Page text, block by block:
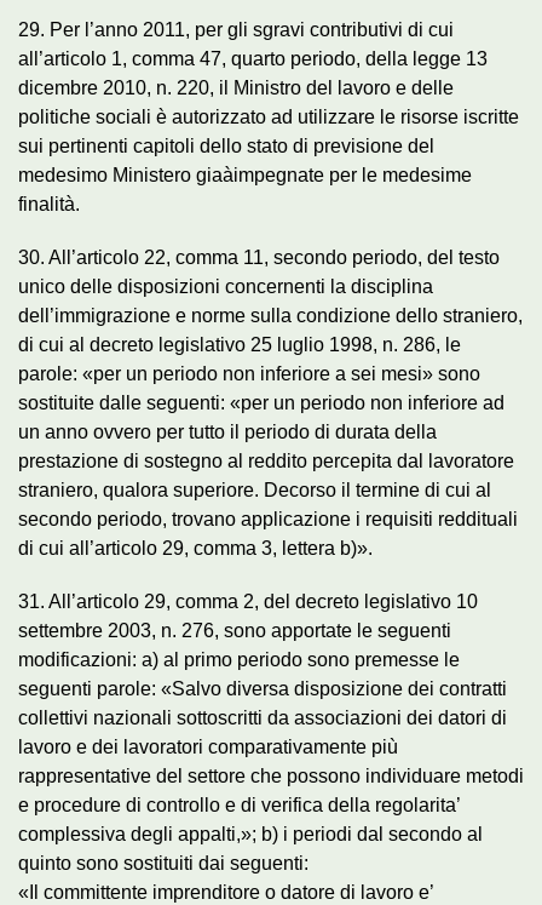
29. Per l’anno 2011, per gli sgravi contributivi di cui
all’articolo 1, comma 47, quarto periodo, della legge 13
dicembre 2010, n. 220, il Ministro del lavoro e delle
politiche sociali è autorizzato ad utilizzare le risorse iscritte
sui pertinenti capitoli dello stato di previsione del
medesimo Ministero giaàimpegnate per le medesime
finalità.
30. All’articolo 22, comma 11, secondo periodo, del testo
unico delle disposizioni concernenti la disciplina
dell’immigrazione e norme sulla condizione dello straniero,
di cui al decreto legislativo 25 luglio 1998, n. 286, le
parole: «per un periodo non inferiore a sei mesi» sono
sostituite dalle seguenti: «per un periodo non inferiore ad
un anno ovvero per tutto il periodo di durata della
prestazione di sostegno al reddito percepita dal lavoratore
straniero, qualora superiore. Decorso il termine di cui al
secondo periodo, trovano applicazione i requisiti reddituali
di cui all’articolo 29, comma 3, lettera b)».
31. All’articolo 29, comma 2, del decreto legislativo 10
settembre 2003, n. 276, sono apportate le seguenti
modificazioni: a) al primo periodo sono premesse le
seguenti parole: «Salvo diversa disposizione dei contratti
collettivi nazionali sottoscritti da associazioni dei datori di
lavoro e dei lavoratori comparativamente più
rappresentative del settore che possono individuare metodi
e procedure di controllo e di verifica della regolarita’
complessiva degli appalti,»; b) i periodi dal secondo al
quinto sono sostituiti dai seguenti:
«Il committente imprenditore o datore di lavoro e’